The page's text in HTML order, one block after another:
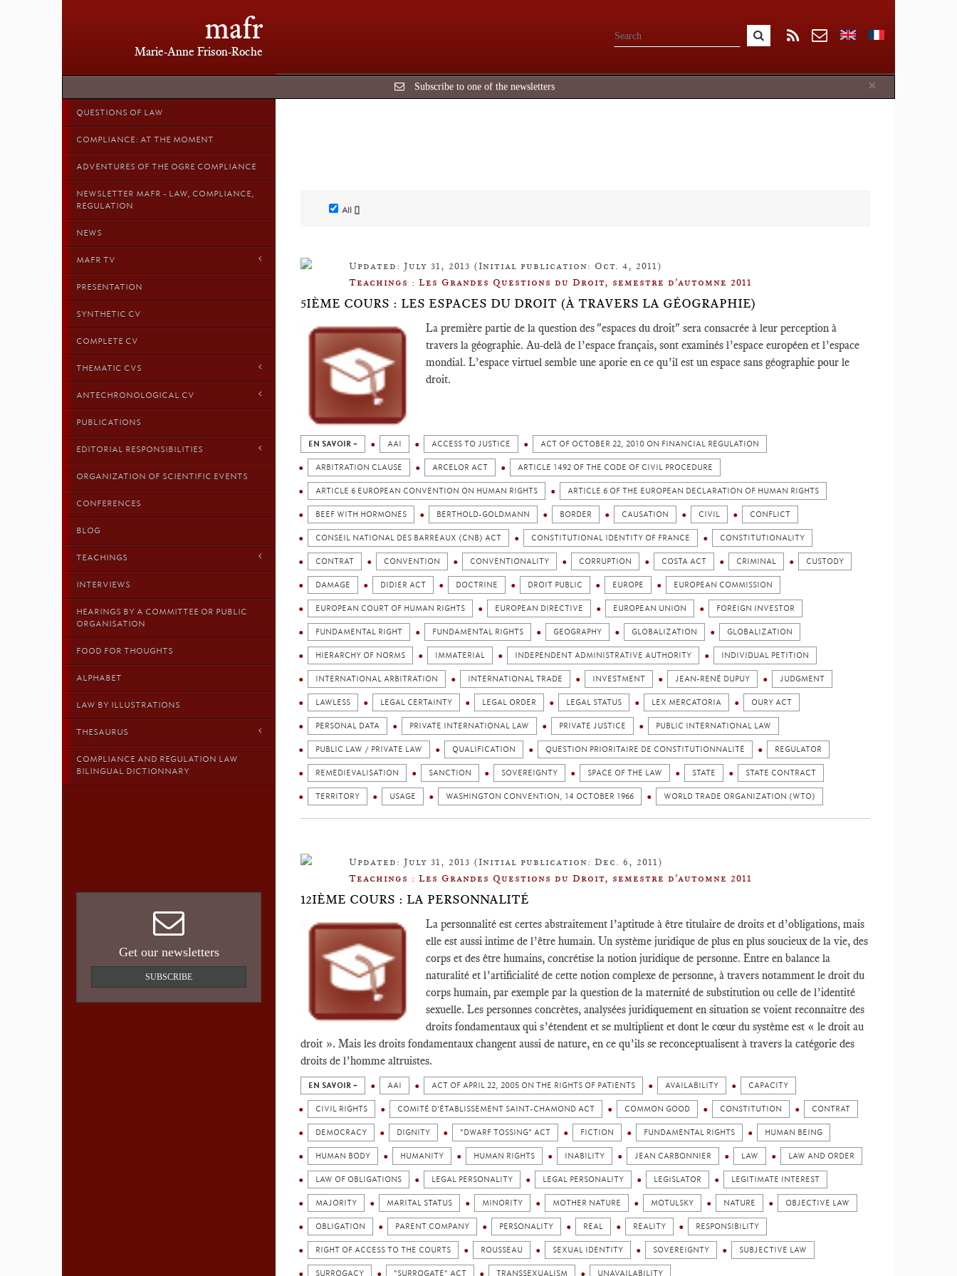
mafr
Marie-Anne Frison-Roche
×
Subscribe to one of the newsletters
QUESTIONS OF LAW
COMPLIANCE: AT THE MOMENT
ADVENTURES OF THE OGRE COMPLIANCE
NEWSLETTER MAFR - LAW, COMPLIANCE,
REGULATION
NEWS
MAFR TV
PRESENTATION
SYNTHETIC CV
COMPLETE CV
THEMATIC CVS
ANTECHRONOLOGICAL CV
PUBLICATIONS
EDITORIAL RESPONSIBILITIES
ORGANIZATION OF SCIENTIFIC EVENTS
CONFERENCES
BLOG
TEACHINGS
INTERVIEWS
HEARINGS BY A COMMITTEE OR PUBLIC
ORGANISATION
FOOD FOR THOUGHTS
ALPHABET
LAW BY ILLUSTRATIONS
THESAURUS
COMPLIANCE AND REGULATION LAW
BILINGUAL DICTIONNARY
Get our newsletters
SUBSCRIBE
All []
Updated: July 31, 2013 (Initial publication: Oct. 4, 2011)
Teachings : Les Grandes Questions du Droit, semestre d'automne 2011
5IÈME COURS : LES ESPACES DU DROIT (À TRAVERS LA GÉOGRAPHIE)
La première partie de la question des "espaces du droit" sera consacrée à leur perception à
travers la géographie. Au-delà de l’espace français, sont examinés l’espace européen et l’espace
mondial. L’espace virtuel semble une aporie en ce qu’il est un espace sans géographie pour le
droit.
EN SAVOIR + AAI ACCESS TO JUSTICE ACT OF OCTOBER 22, 2010 ON FINANCIAL REGULATION
ARBITRATION CLAUSE ARCELOR ACT ARTICLE 1492 OF THE CODE OF CIVIL PROCEDURE
ARTICLE 6 EUROPEAN CONVENTION ON HUMAN RIGHTS ARTICLE 6 OF THE EUROPEAN DECLARATION OF HUMAN RIGHTS
BEEF WITH HORMONES BERTHOLD-GOLDMANN BORDER CAUSATION CIVIL CONFLICT
CONSEIL NATIONAL DES BARREAUX (CNB) ACT CONSTITUTIONAL IDENTITY OF FRANCE CONSTITUTIONALITY
CONTRAT CONVENTION CONVENTIONALITY CORRUPTION COSTA ACT CRIMINAL CUSTODY
DAMAGE DIDIER ACT DOCTRINE DROIT PUBLIC EUROPE EUROPEAN COMMISSION
EUROPEAN COURT OF HUMAN RIGHTS EUROPEAN DIRECTIVE EUROPEAN UNION FOREIGN INVESTOR
FUNDAMENTAL RIGHT FUNDAMENTAL RIGHTS GEOGRAPHY GLOBALIZATION GLOBALIZATION
HIERARCHY OF NORMS IMMATERIAL INDEPENDENT ADMINISTRATIVE AUTHORITY INDIVIDUAL PETITION
INTERNATIONAL ARBITRATION INTERNATIONAL TRADE INVESTMENT JEAN-RENÉ DUPUY JUDGMENT
LAWLESS LEGAL CERTAINTY LEGAL ORDER LEGAL STATUS LEX MERCATORIA OURY ACT
PERSONAL DATA PRIVATE INTERNATIONAL LAW PRIVATE JUSTICE PUBLIC INTERNATIONAL LAW
PUBLIC LAW / PRIVATE LAW QUALIFICATION QUESTION PRIORITAIRE DE CONSTITUTIONNALITÉ REGULATOR
REMEDIEVALISATION SANCTION SOVEREIGNTY SPACE OF THE LAW STATE STATE CONTRACT
TERRITORY USAGE WASHINGTON CONVENTION, 14 OCTOBER 1966 WORLD TRADE ORGANIZATION (WTO)
Updated: July 31, 2013 (Initial publication: Dec. 6, 2011)
Teachings : Les Grandes Questions du Droit, semestre d'automne 2011
12IÈME COURS : LA PERSONNALITÉ
La personnalité est certes abstraitement l’aptitude à être titulaire de droits et d’obligations, mais
elle est aussi intime de l’être humain. Un système juridique de plus en plus soucieux de la vie, des
corps et des être humains, concrétise la notion juridique de personne. Entre en balance la
naturalité et l’artificialité de cette notion complexe de personne, à travers notamment le droit du
corps humain, par exemple par la question de la maternité de substitution ou celle de l’identité
sexuelle. Les personnes concrètes, analysées juridiquement en situation se voient reconnaitre des
droits fondamentaux qui s’étendent et se multiplient et dont le cœur du système est « le droit au
droit ». Mais les droits fondamentaux changent aussi de nature, en ce qu’ils se reconceptualisent à travers la catégorie des
droits de l’homme altruistes.
EN SAVOIR + AAI ACT OF APRIL 22, 2005 ON THE RIGHTS OF PATIENTS AVAILABILITY CAPACITY
CIVIL RIGHTS COMITÉ D'ÉTABLISSEMENT SAINT-CHAMOND ACT COMMON GOOD CONSTITUTION CONTRAT
DEMOCRACY DIGNITY "DWARF TOSSING" ACT FICTION FUNDAMENTAL RIGHTS HUMAN BEING
HUMAN BODY HUMANITY HUMAN RIGHTS INABILITY JEAN CARBONNIER LAW LAW AND ORDER
LAW OF OBLIGATIONS LEGAL PERSONALITY LEGAL PERSONALITY LEGISLATOR LEGITIMATE INTEREST
MAJORITY MARITAL STATUS MINORITY MOTHER NATURE MOTULSKY NATURE OBJECTIVE LAW
OBLIGATION PARENT COMPANY PERSONALITY REAL REALITY RESPONSIBILITY
RIGHT OF ACCESS TO THE COURTS ROUSSEAU SEXUAL IDENTITY SOVEREIGNTY SUBJECTIVE LAW
SURROGACY "SURROGATE" ACT TRANSSEXUALISM UNAVAILABILITY